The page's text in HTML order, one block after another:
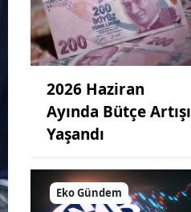
2026 Haziran
Ayında Bütçe Artışı
Yaşandı
Eko Gündem